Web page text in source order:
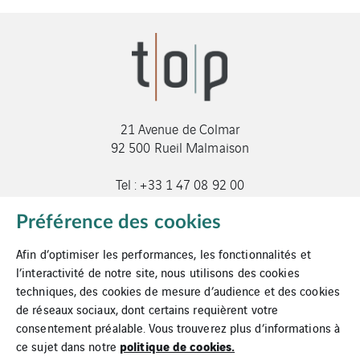
21 Avenue de Colmar
92 500 Rueil Malmaison
Tel : +33 1 47 08 92 00
Mentions légales
Préférence des cookies
Afin d’optimiser les performances, les fonctionnalités et
l’interactivité de notre site, nous utilisons des cookies
techniques, des cookies de mesure d’audience et des cookies
de réseaux sociaux, dont certains requièrent votre
consentement préalable. Vous trouverez plus d’informations à
ce sujet dans notre politique de cookies.